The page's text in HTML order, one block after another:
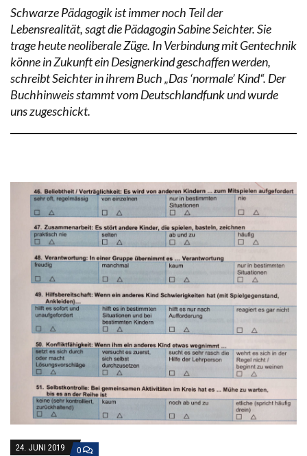
Schwarze Pädagogik ist immer noch Teil der
Lebensrealität, sagt die Pädagogin Sabine Seichter. Sie
trage heute neoliberale Züge. In Verbindung mit Gentechnik
könne in Zukunft ein Designerkind geschaffen werden,
schreibt Seichter in ihrem Buch „Das ‘normale’ Kind“. Der
Buchhinweis stammt vom Deutschlandfunk und wurde
uns zugeschickt.
24. JUNI 2019 0